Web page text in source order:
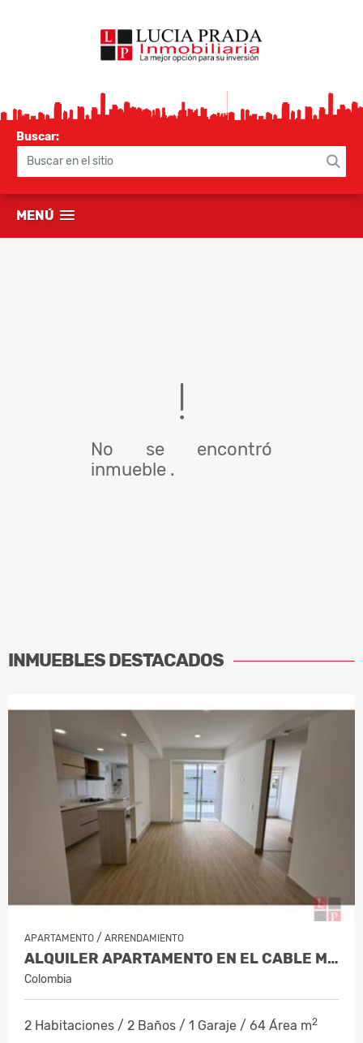
Buscar:
MENÚ
No se encontró
inmueble .
INMUEBLESDESTACADOS
APARTAMENTO / ARRENDAMIENTO
ALQUILER APARTAMENTO EN EL CABLE MAN…
Colombia
2 Habitaciones / 2 Baños / 1 Garaje / 64 Área m2